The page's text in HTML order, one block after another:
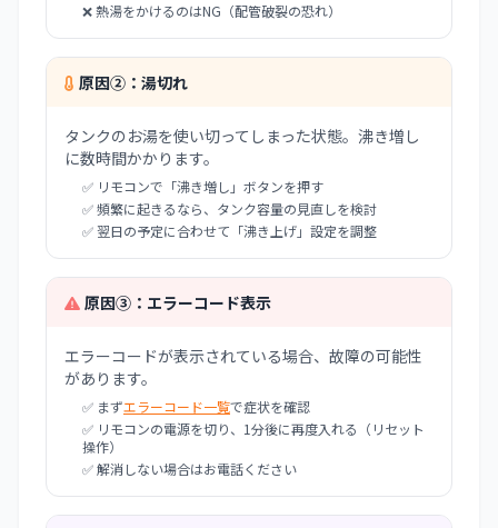
❌ 熱湯をかけるのはNG（配管破裂の恐れ）
原因②：湯切れ
タンクのお湯を使い切ってしまった状態。沸き増し
に数時間かかります。
✅ リモコンで「沸き増し」ボタンを押す
✅ 頻繁に起きるなら、タンク容量の見直しを検討
✅ 翌日の予定に合わせて「沸き上げ」設定を調整
原因③：エラーコード表示
エラーコードが表示されている場合、故障の可能性
があります。
✅ まずエラーコード一覧で症状を確認
✅ リモコンの電源を切り、1分後に再度入れる（リセット
操作）
✅ 解消しない場合はお電話ください